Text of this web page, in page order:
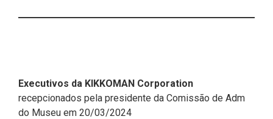
Executivos da KIKKOMAN Corporation
recepcionados pela presidente da Comissão de Adm
do Museu em 20/03/2024